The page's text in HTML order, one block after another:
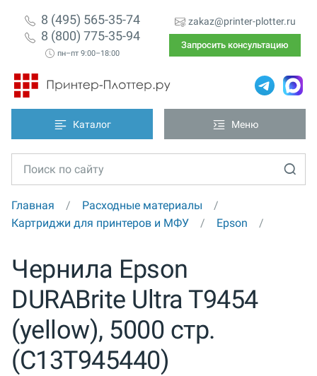
8 (495) 565-35-74
8 (800) 775-35-94
пн–пт 9:00–18:00
zakaz@printer-plotter.ru
Запросить консультацию
Каталог Меню
Главная
Расходные материалы
Картриджи для принтеров и МФУ
Epson
Чернила Epson
DURABrite Ultra T9454
(yellow), 5000 стр.
(C13T945440)